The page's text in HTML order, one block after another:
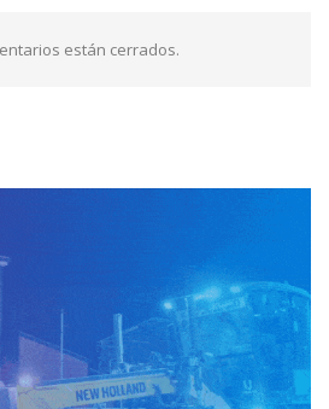
están cerrados.